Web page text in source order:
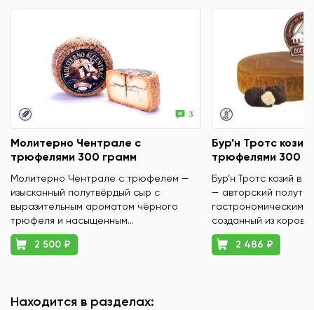
3
Молитерно Чентрале с
трюфелями 300 грамм
Молитерно Чентрале с трюфелем —
изысканный полутвёрдый сыр с
выразительным ароматом чёрного
трюфеля и насыщенным...
2 500 ₽
Бур’н Тротс
трюфелями 300
Бур’н Тротс козий в
— авторский
гастрономическим
созданный из
2 486 ₽
Находится в разделах: